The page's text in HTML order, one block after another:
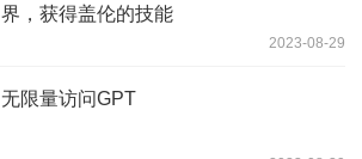
界，获得盖伦的技能
2023-08-29
无限量访问GPT